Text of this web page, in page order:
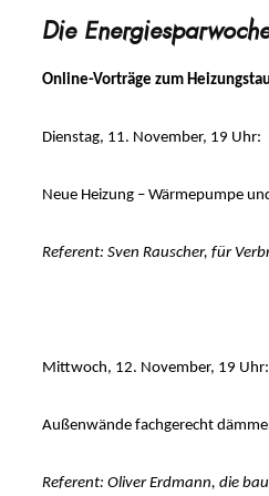
Die
Online-Vorträge zum
Dienstag, 11. November, 19 Uhr:
Neue Heizung – Wärmepumpe
Referent: Sven Rauscher, für
Mittwoch, 12. November, 19 Uhr:
Außenwände fachgerecht
Referent: Oliver Erdmann, die